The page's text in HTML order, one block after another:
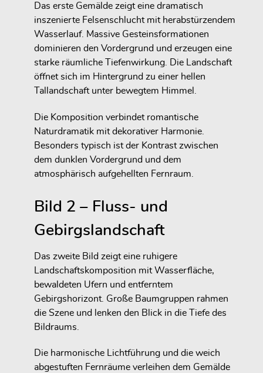
Das erste Gemälde zeigt eine dramatisch
inszenierte Felsenschlucht mit herabstürzendem
Wasserlauf. Massive Gesteinsformationen
dominieren den Vordergrund und erzeugen eine
starke räumliche Tiefenwirkung. Die Landschaft
öffnet sich im Hintergrund zu einer hellen
Tallandschaft unter bewegtem Himmel.
Die Komposition verbindet romantische
Naturdramatik mit dekorativer Harmonie.
Besonders typisch ist der Kontrast zwischen
dem dunklen Vordergrund und dem
atmosphärisch aufgehellten Fernraum.
Bild 2 – Fluss- und
Gebirgslandschaft
Das zweite Bild zeigt eine ruhigere
Landschaftskomposition mit Wasserfläche,
bewaldeten Ufern und entferntem
Gebirgshorizont. Große Baumgruppen rahmen
die Szene und lenken den Blick in die Tiefe des
Bildraums.
Die harmonische Lichtführung und die weich
abgestuften Fernräume verleihen dem Gemälde